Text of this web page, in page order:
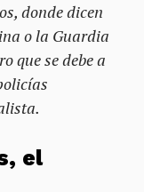
donde dicen
o la Guardia
que se debe a
el